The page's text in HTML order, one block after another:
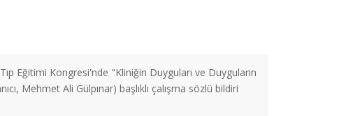
Eğitimi Kongresi'nde "Kliniğin Duyguları ve Duyguların
Mehmet Ali Gülpınar) başlıklı çalışma sözlü bildiri